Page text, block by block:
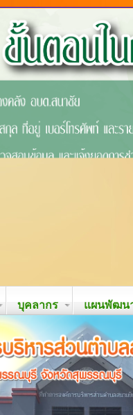
บุคลากร แผนพัฒน